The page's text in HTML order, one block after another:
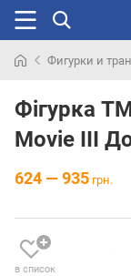
раньше
Фигурки и
Фігурка
Movie III
624 — 935 грн.
в список